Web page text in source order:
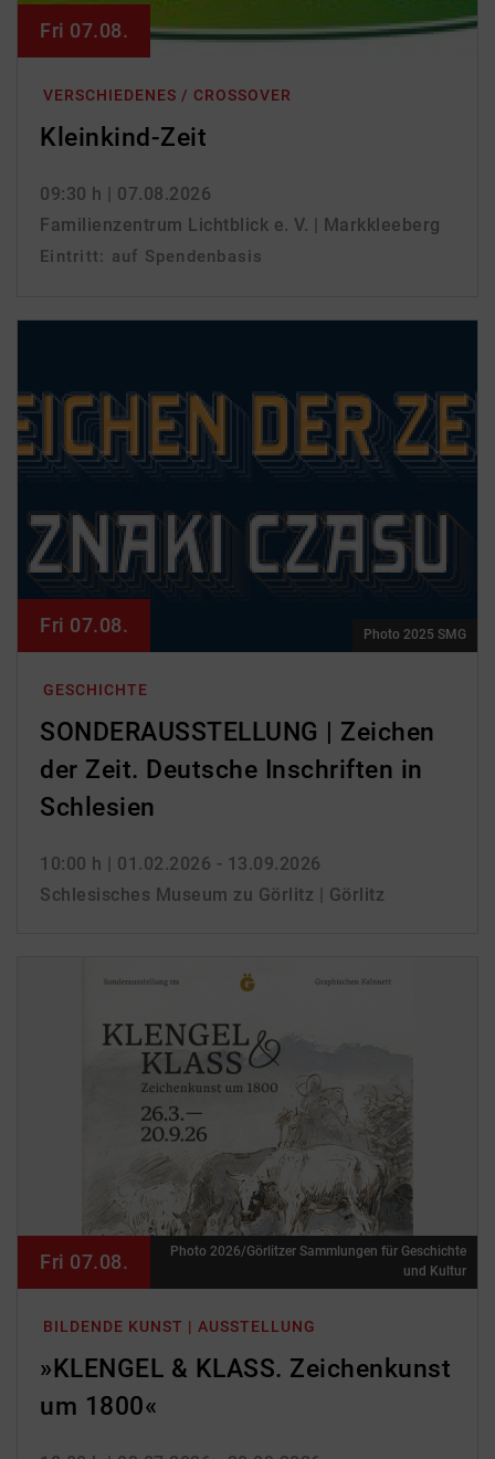
VERSCHIEDENES / CROSSOVER
Kleinkind-Zeit
09:30 h | 07.08.2026
Familienzentrum Lichtblick e. V. | Markkleeberg
Eintritt: auf Spendenbasis
Fri 07.08.
GESCHICHTE
SONDERAUSSTELLUNG | Zeichen
der Zeit. Deutsche Inschriften in
Schlesien
10:00 h | 01.02.2026 - 13.09.2026
Schlesisches Museum zu Görlitz | Görlitz
Fri 07.08. Photo 2025 SMG
BILDENDE KUNST | AUSSTELLUNG
»KLENGEL & KLASS. Zeichenkunst
um 1800«
Fri 07.08.
Photo 2026/Görlitzer Sammlungen für Geschichte
und Kultur